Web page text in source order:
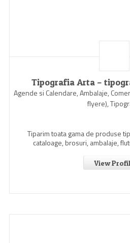
Tipografia Arta –
Agende si Calendare, Ambalaje,
flyere),
Tiparim toata gama de produse
cataloage, brosuri, ambalaje,
View